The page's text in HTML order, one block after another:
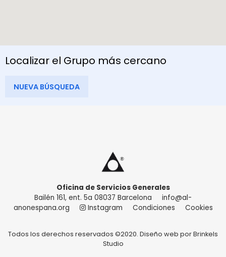
Localizar el Grupo más cercano
NUEVA BÚSQUEDA
Oficina de Servicios Generales
Bailén 161, ent. 5a 08037 Barcelona
info@al-
anonespana.org
Instagram Condiciones Cookies
Todos los derechos reservados ©2020. Diseño web porBrinkels
Studio